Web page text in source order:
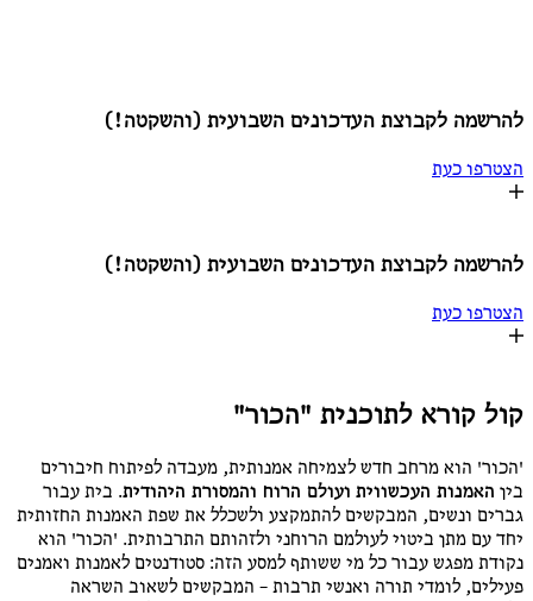
להרשמה לקבוצת העדכונים השבועית (והשקטה!)
הצטרפו כעת
להרשמה לקבוצת העדכונים השבועית (והשקטה!)
הצטרפו כעת
קול קורא לתוכנית "הכור"
'הכור' הוא מרחב חדש לצמיחה אמנותית, מעבדה לפיתוח חיבורים
בין האמנות העכשווית ועולם הרוח והמסורת היהודית. בית עבור
גברים ונשים, המבקשים להתמקצע ולשכלל את שפת האמנות החזותית
יחד עם מתן ביטוי לעולמם הרוחני ולזהותם התרבותית. 'הכור' הוא
נקודת מפגש עבור כל מי ששותף למסע הזה: סטודנטים לאמנות ואמנים
פעילים, לומדי תורה ואנשי תרבות – המבקשים לשאוב השראה